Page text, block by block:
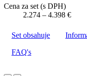
Cena za set (s DPH)
2.274 – 4.398 €
Set obsahuje
FAQ's